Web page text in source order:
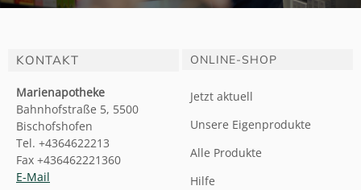
KONTAKT
Marienapotheke
Bahnhofstraße 5, 5500
Bischofshofen
Tel. +4364622213
Fax +436462221360
E-Mail
ONLINE-SHOP
Jetzt aktuell
Unsere Eigenprodukte
Alle Produkte
Hilfe